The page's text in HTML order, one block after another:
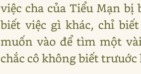
việc cha của Tiểu Mạn bị
biết việc gì khác, chỉ
muốn vào để tìm một
chắc cô không biết